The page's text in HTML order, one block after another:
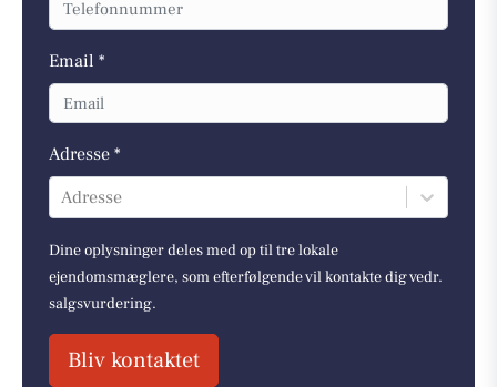
Email *
Adresse *
Adresse
Dine oplysninger deles med op til tre lokale
ejendomsmæglere, som efterfølgende vil kontakte dig vedr.
salgsvurdering.
Bliv kontaktet